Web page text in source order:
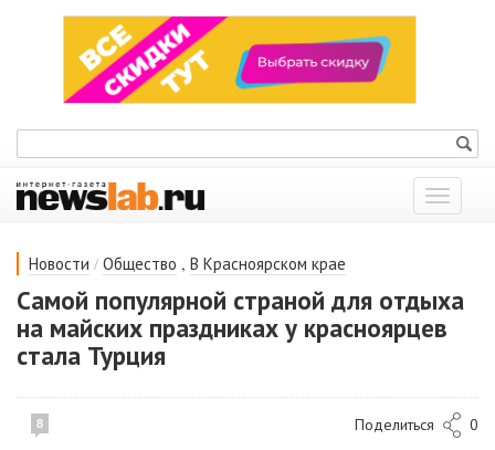
Показать
меню
Новости / Общество , В Красноярском крае
Самой популярной страной для отдыха
на майских праздниках у красноярцев
стала Турция
8 Поделиться 0